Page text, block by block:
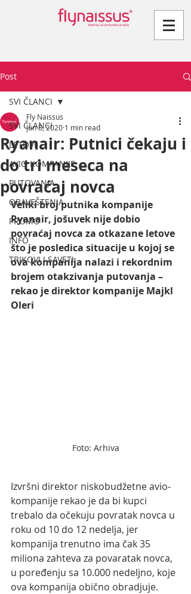
Post
SVI ČLANCI
LETOVI
AVIO KOMPANIJE
PUTOVANJA
OBAVEŠTENJA
PROMO
INFO
TRIKOVI I SAVETI
SVI ČLANCI
Ryanair: Putnici čekaju i
do tri meseca na
povraćaj novca
Fly Naissus
Jun 8, 2020 1 min read
Veliki broj putnika kompanije
Ryanair, jošuvek nije dobio
povraćaj novca za otkazane letove
što je posledica situacije u kojoj se
ova kompanija nalazi i rekordnim
brojem otakzivanja putovanja –
rekao je direktor kompanije Majkl
Oleri
Foto: Arhiva
Izvršni direktor niskobudžetne avio-
kompanije rekao je da bi kupci
trebalo da očekuju povratak novca u
roku od 10 do 12 nedelja, jer
kompanija trenutno ima čak 35
miliona zahteva za povaratak novca,
u poređenju sa 10.000 nedeljno, koje
ova kompanija obično obradjuje.